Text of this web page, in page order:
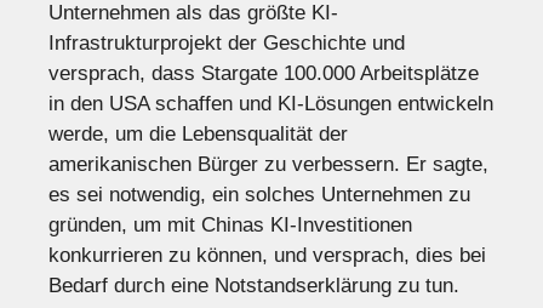
Unternehmen als das größte KI-
Infrastrukturprojekt der Geschichte und
versprach, dass Stargate 100.000 Arbeitsplätze
in den USA schaffen und KI-Lösungen entwickeln
werde, um die Lebensqualität der
amerikanischen Bürger zu verbessern. Er sagte,
es sei notwendig, ein solches Unternehmen zu
gründen, um mit Chinas KI-Investitionen
konkurrieren zu können, und versprach, dies bei
Bedarf durch eine Notstandserklärung zu tun.